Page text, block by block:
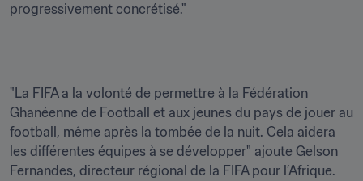
progressivement concrétisé."
"La FIFA a la volonté de permettre à la Fédération
Ghanéenne de Football et aux jeunes du pays de jouer au
football, même après la tombée de la nuit. Cela aidera
les différentes équipes à se développer" ajoute Gelson
Fernandes, directeur régional de la FIFA pour l’Afrique.